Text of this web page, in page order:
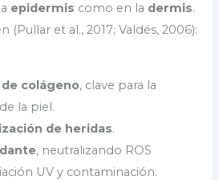
epidermis como en la dermis.
(Pullar et al., 2017; Valdés, 2006):
colágeno, clave para la
la piel.
de heridas.
, neutralizando ROS
UV y contaminación.